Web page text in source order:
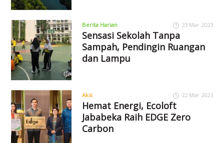
Berita Harian 23 Mar 2023
Sensasi Sekolah Tanpa
Sampah, Pendingin Ruangan
dan Lampu
Aksi 22 Mar 2023
Hemat Energi, Ecoloft
Jababeka Raih EDGE Zero
Carbon